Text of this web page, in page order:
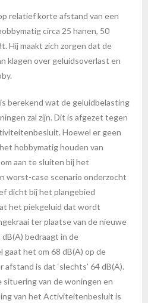
relatief korte afstand van een
circa 25 hanen, 50
Hij maakt zich zorgen dat de
klagen over geluidsoverlast en
berekend wat de geluidbelasting
zal zijn. Dit is afgezet tegen
Hoewel er geen
hobbymatig houden van
aan te sluiten bij het
worst-case scenario onderzocht
dicht bij het plangebied
het piekgeluid dat wordt
ter plaatse van de nieuwe
bedraagt in de
gaat het om 68 dB(A) op de
is dat ‘slechts’ 64 dB(A).
situering van de woningen en
van het Activiteitenbesluit is